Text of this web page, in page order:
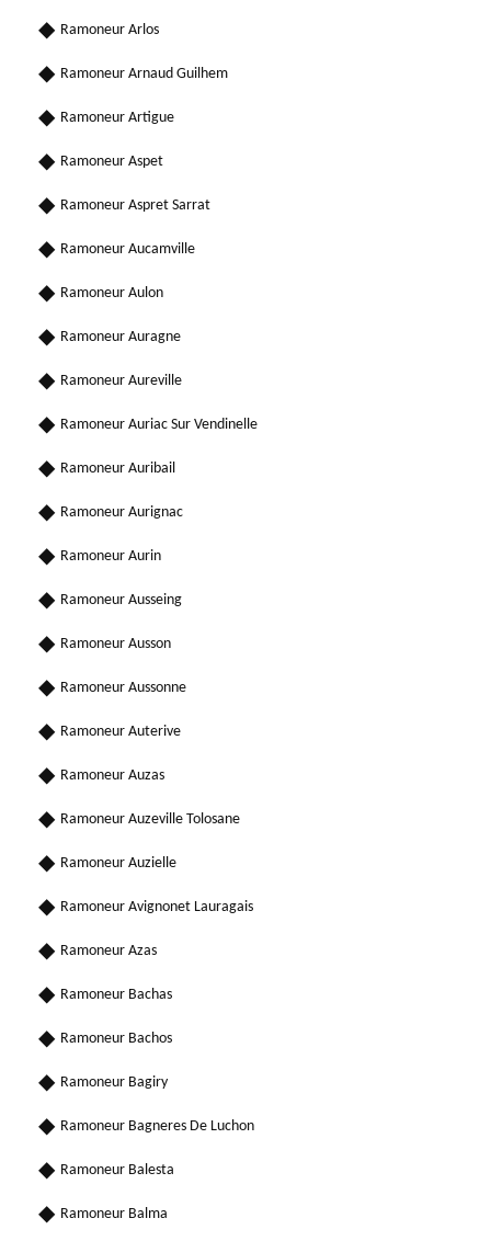
Ramoneur Arlos
Ramoneur Arnaud Guilhem
Ramoneur Artigue
Ramoneur Aspet
Ramoneur Aspret Sarrat
Ramoneur Aucamville
Ramoneur Aulon
Ramoneur Auragne
Ramoneur Aureville
Ramoneur Auriac Sur Vendinelle
Ramoneur Auribail
Ramoneur Aurignac
Ramoneur Aurin
Ramoneur Ausseing
Ramoneur Ausson
Ramoneur Aussonne
Ramoneur Auterive
Ramoneur Auzas
Ramoneur Auzeville Tolosane
Ramoneur Auzielle
Ramoneur Avignonet Lauragais
Ramoneur Azas
Ramoneur Bachas
Ramoneur Bachos
Ramoneur Bagiry
Ramoneur Bagneres De Luchon
Ramoneur Balesta
Ramoneur Balma